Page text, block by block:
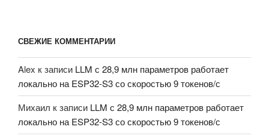
СВЕЖИЕ КОММЕНТАРИИ
Alex к записи LLM с 28,9 млн параметров работает
локально на ESP32-S3 со скоростью 9 токенов/с
Михаил к записи LLM с 28,9 млн параметров работает
локально на ESP32-S3 со скоростью 9 токенов/с